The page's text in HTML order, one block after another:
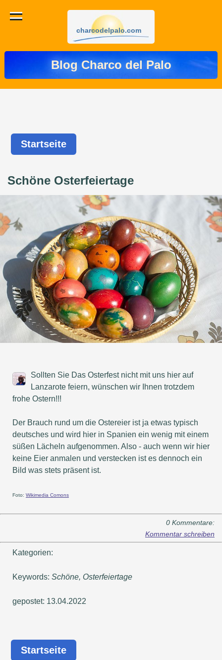
charcodelpalo.com
Blog Charco del Palo
Startseite
Schöne Osterfeiertage
Sollten Sie Das Osterfest nicht mit uns hier auf
Lanzarote feiern, wünschen wir Ihnen trotzdem
frohe Ostern!!!
Der Brauch rund um die Ostereier ist ja etwas typisch
deutsches und wird hier in Spanien ein wenig mit einem
süßen Lächeln aufgenommen. Also - auch wenn wir hier
keine Eier anmalen und verstecken ist es dennoch ein
Bild was stets präsent ist.
Foto: Wikimedia Comons
0 Kommentare:
Kommentar schreiben
Kategorien:
Keywords: Schöne, Osterfeiertage
gepostet: 13.04.2022
Startseite